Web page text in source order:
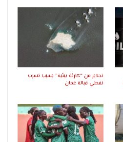
تحذير من “كارثة بيئية” بسبب تسرب
نفطي قبالة عمان